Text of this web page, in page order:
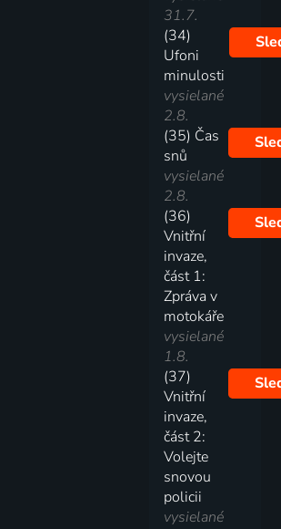
31.7.
(34)
Ufoni
minulosti
vysielané
2.8.
(35) Čas
snů
vysielané
2.8.
(36)
Vnitřní
invaze,
část 1:
Zpráva v
motokáře
vysielané
1.8.
(37)
Vnitřní
invaze,
část 2:
Volejte
snovou
policii
vysielané